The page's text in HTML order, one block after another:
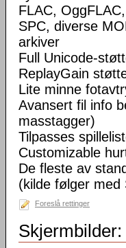
FLAC,
SPC, diverse
arkiver
Full Unicode-
ReplayGain
Lite minne
Avansert fil info
masstagger)
Tilpasses
Customizable
De fleste av
(kilde følger med
Foreslå rettinger
Skjermbilder: